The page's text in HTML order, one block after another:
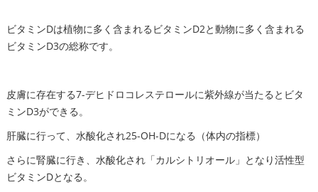
ビタミンDは植物に多く含まれるビタミンD2と動物に多く含まれる
ビタミンD3の総称です。
皮膚に存在する7-デヒドロコレステロールに紫外線が当たるとビタ
ミンD3ができる。
肝臓に行って、水酸化され25-OH-Dになる（体内の指標）
さらに腎臓に行き、水酸化され「カルシトリオール」となり活性型
ビタミンDとなる。